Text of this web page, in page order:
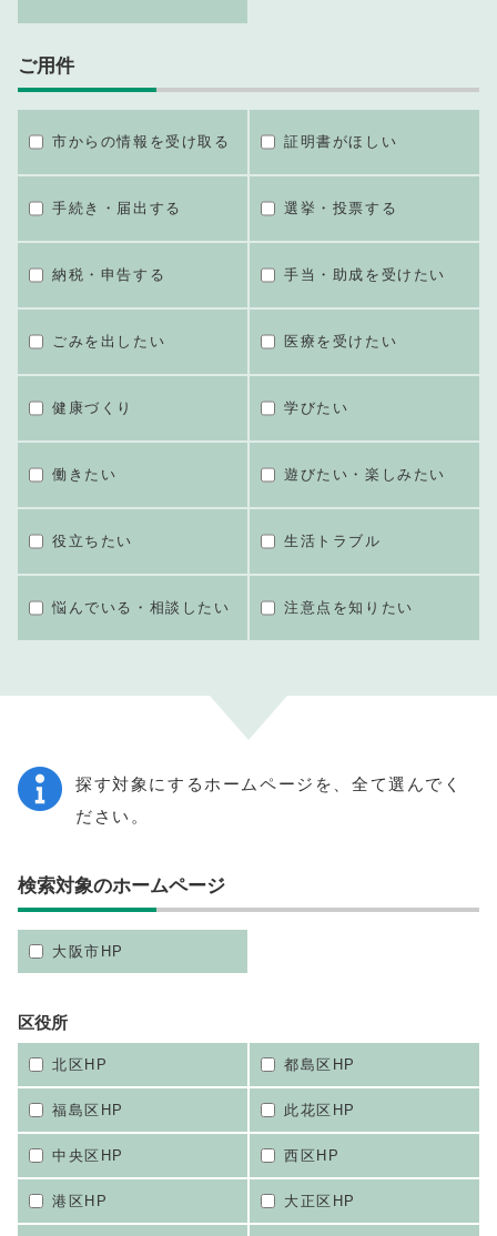
ご用件
市からの情報を受け取る 証明書がほしい
手続き・届出する 選挙・投票する
納税・申告する 手当・助成を受けたい
ごみを出したい 医療を受けたい
健康づくり 学びたい
働きたい 遊びたい・楽しみたい
役立ちたい 生活トラブル
悩んでいる・相談したい 注意点を知りたい
探す対象にするホームページを、全て選んでく
ださい。
検索対象のホームページ
大阪市HP
区役所
北区HP 都島区HP
福島区HP 此花区HP
中央区HP 西区HP
港区HP 大正区HP